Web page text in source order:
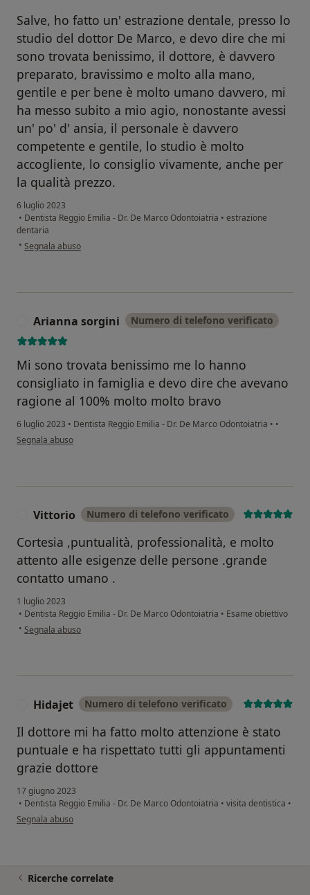
Salve, ho fatto un' estrazione dentale, presso lo
studio del dottor De Marco, e devo dire che mi
sono trovata benissimo, il dottore, è davvero
preparato, bravissimo e molto alla mano,
gentile e per bene è molto umano davvero, mi
ha messo subito a mio agio, nonostante avessi
un' po' d' ansia, il personale è davvero
competente e gentile, lo studio è molto
accogliente, lo consiglio vivamente, anche per
la qualità prezzo.
6 luglio 2023
• Dentista Reggio Emilia - Dr. De Marco Odontoiatria • estrazione
dentaria
• secondo l'opinione dell'utente Luciana
Segnala abuso
Arianna sorgini Numero di telefono verificato
Mi sono trovata benissimo me lo hanno
consigliato in famiglia e devo dire che avevano
ragione al 100% molto molto bravo
6 luglio 2023 • Dentista Reggio Emilia - Dr. De Marco Odontoiatria • •
secondo l'opinione dell'utente Arianna sorgini
Segnala abuso
Vittorio Numero di telefono verificato
Cortesia ,puntualità, professionalità, e molto
attento alle esigenze delle persone .grande
contatto umano .
1 luglio 2023
• Dentista Reggio Emilia - Dr. De Marco Odontoiatria • Esame obiettivo
• secondo l'opinione dell'utente Vittorio
Segnala abuso
Hidajet Numero di telefono verificato
Il dottore mi ha fatto molto attenzione è stato
puntuale e ha rispettato tutti gli appuntamenti
grazie dottore
17 giugno 2023
• Dentista Reggio Emilia - Dr. De Marco Odontoiatria • visita dentistica •
secondo l'opinione dell'utente Hidajet
Segnala abuso
Ricerche correlate